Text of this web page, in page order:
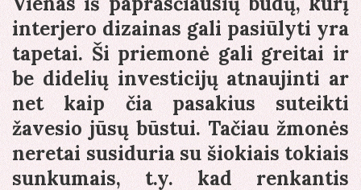
interjero dizainas gali pasiūlyti yra
tapetai. Ši priemonė gali greitai ir
be didelių investicijų atnaujinti ar
net kaip čia pasakius suteikti
žavesio jūsų būstui. Tačiau žmonės
neretai susiduria su šiokiais tokiais
sunkumais, t.y. kad renkantis